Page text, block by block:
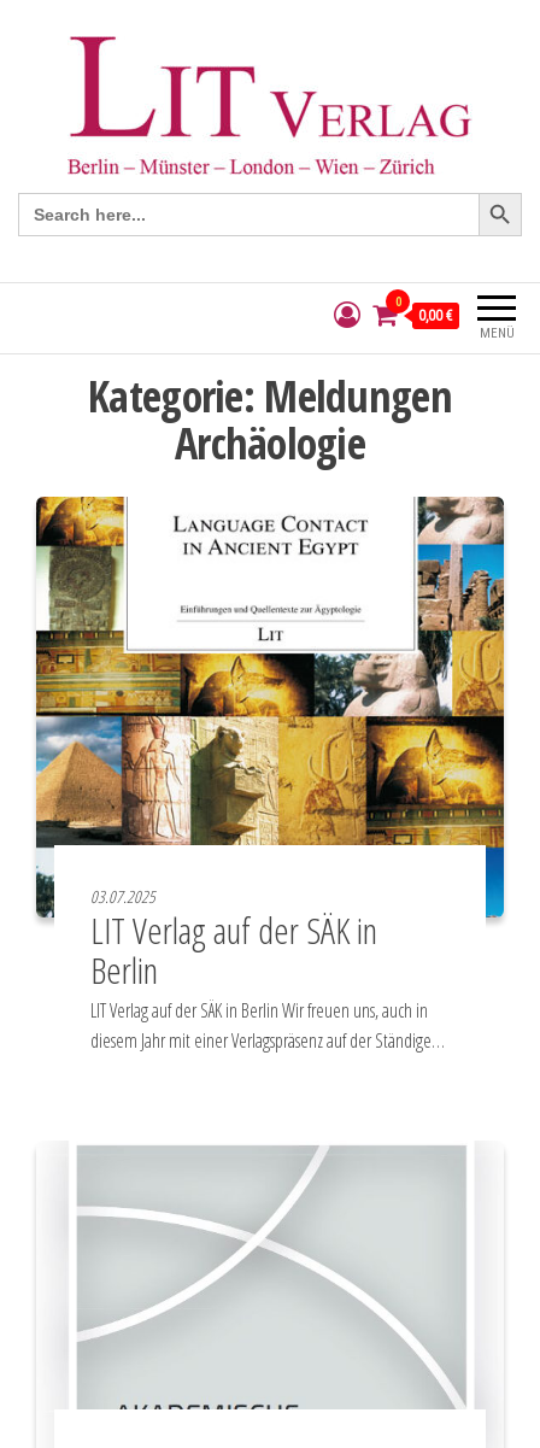
Search
for:
Search Button
MENÜ
0
0,00 €
Kategorie: Meldungen
Archäologie
03.07.2025
LIT Verlag auf der SÄK in
Berlin
LIT Verlag auf der SÄK in Berlin Wir freuen uns, auch in
diesem Jahr mit einer Verlagspräsenz auf der Ständige…